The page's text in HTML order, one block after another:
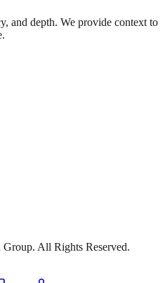
and depth. We provide context to
All Rights Reserved.